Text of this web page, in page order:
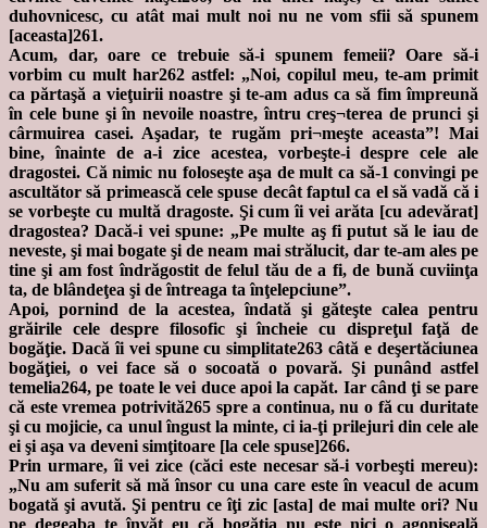
duhovnicesc, cu atât mai mult noi nu ne vom sfii să spunem
[aceasta]261.
Acum, dar, oare ce trebuie să-i spunem femeii? Oare să-i
vorbim cu mult har262 astfel: „Noi, copilul meu, te-am primit
ca părtaşă a vieţuirii noastre şi te-am adus ca să fim împreună
în cele bune şi în nevoile noastre, întru creş¬terea de prunci şi
cârmuirea casei. Aşadar, te rugăm pri¬meşte aceasta”! Mai
bine, înainte de a-i zice acestea, vorbeşte-i despre cele ale
dragostei. Că nimic nu foloseşte aşa de mult ca să-1 convingi pe
ascultător să primească cele spuse decât faptul ca el să vadă că i
se vorbeşte cu multă dragoste. Şi cum îi vei arăta [cu adevărat]
dragostea? Dacă-i vei spune: „Pe multe aş fi putut să le iau de
neveste, şi mai bogate şi de neam mai strălucit, dar te-am ales pe
tine şi am fost îndrăgostit de felul tău de a fi, de bună cuviinţa
ta, de blândeţea şi de întreaga ta înţelepciune”.
Apoi, pornind de la acestea, îndată şi găteşte calea pentru
grăirile cele despre filosofic şi încheie cu dispreţul faţă de
bogăţie. Dacă îi vei spune cu simplitate263 câtă e deşertăciunea
bogăţiei, o vei face să o socoată o povară. Şi punând astfel
temelia264, pe toate le vei duce apoi la capăt. Iar când ţi se pare
că este vremea potrivită265 spre a continua, nu o fă cu duritate
şi cu mojicie, ca unul îngust la minte, ci ia-ţi prilejuri din cele ale
ei şi aşa va deveni simţitoare [la cele spuse]266.
Prin urmare, îi vei zice (căci este necesar să-i vorbeşti mereu):
„Nu am suferit să mă însor cu una care este în veacul de acum
bogată şi avută. Şi pentru ce îţi zic [asta] de mai multe ori? Nu